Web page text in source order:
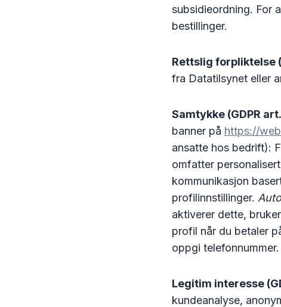
subsidieordning. For
bestillinger.
Rettslig forpliktelse
fra Datatilsynet eller
Samtykke (GDPR
banner på https://
ansatte hos bedrift):
omfatter
kommunikasjon
profilinnstillinger.
aktiverer dette,
profil når du betaler
oppgi
Legitim interesse
kundeanalyse,